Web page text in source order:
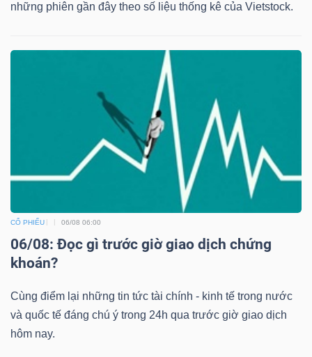
những phiên gần đây theo số liệu thống kê của Vietstock.
CỔ PHIẾU 06/08 06:00
06/08: Đọc gì trước giờ giao dịch chứng
khoán?
Cùng điểm lại những tin tức tài chính - kinh tế trong nước
và quốc tế đáng chú ý trong 24h qua trước giờ giao dịch
hôm nay.
VỤ
THÔNG
TIỆN